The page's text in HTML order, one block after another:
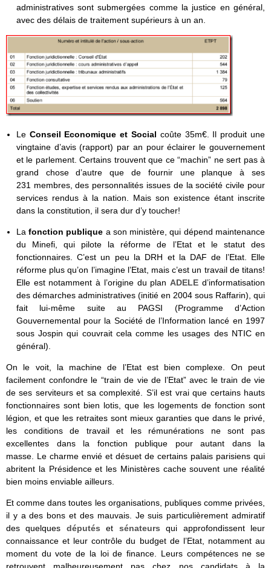
administratives sont submergées comme la justice en général,
avec des délais de traitement supérieurs à un an.
Le Conseil Economique et Social coûte 35m€. Il produit une
vingtaine d’avis (rapport) par an pour éclairer le gouvernement
et le parlement. Certains trouvent que ce “machin” ne sert pas à
grand chose d’autre que de fournir une planque à ses
231 membres, des personnalités issues de la société civile pour
services rendus à la nation. Mais son existence étant inscrite
dans la constitution, il sera dur d’y toucher!
Lafonction publique a son ministère, qui dépend maintenance
du Minefi, qui pilote la réforme de l’Etat et le statut des
fonctionnaires. C’est un peu la DRH et la DAF de l’Etat. Elle
réforme plus qu’on l’imagine l’Etat, mais c’est un travail de titans!
Elle est notamment à l’origine du planADELE d’informatisation
des démarches administratives (initié en 2004 sous Raffarin), qui
fait lui-même suite au PAGSI (Programme d’Action
Gouvernemental pour la Société de l’Information lancé en 1997
sous Jospin qui couvrait cela comme les usages des NTIC en
général).
On le voit, la machine de l’Etat est bien complexe. On peut
facilement confondre le “train de vie de l’Etat” avec le train de vie
de ses serviteurs et sa complexité. S’il est vrai que certains hauts
fonctionnaires sont bien lotis, que les logements de fonction sont
légion, et que les retraites sont mieux garanties que dans le privé,
les conditions de travail et les rémunérations ne sont pas
excellentes dans la fonction publique pour autant dans la
masse. Le charme envié et désuet de certains palais parisiens qui
abritent la Présidence et les Ministères cache souvent une réalité
bien moins enviable ailleurs.
Et comme dans toutes les organisations, publiques comme privées,
il y a des bons et des mauvais. Je suis particulièrement admiratif
des quelques députés et sénateurs qui approfondissent leur
connaissance et leur contrôle du budget de l’Etat, notamment au
moment du vote de la loi de finance. Leurs compétences ne se